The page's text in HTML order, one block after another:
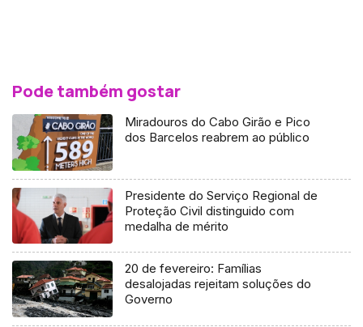
Pode também gostar
Miradouros do Cabo Girão e Pico
dos Barcelos reabrem ao público
Presidente do Serviço Regional de
Proteção Civil distinguido com
medalha de mérito
20 de fevereiro: Famílias
desalojadas rejeitam soluções do
Governo